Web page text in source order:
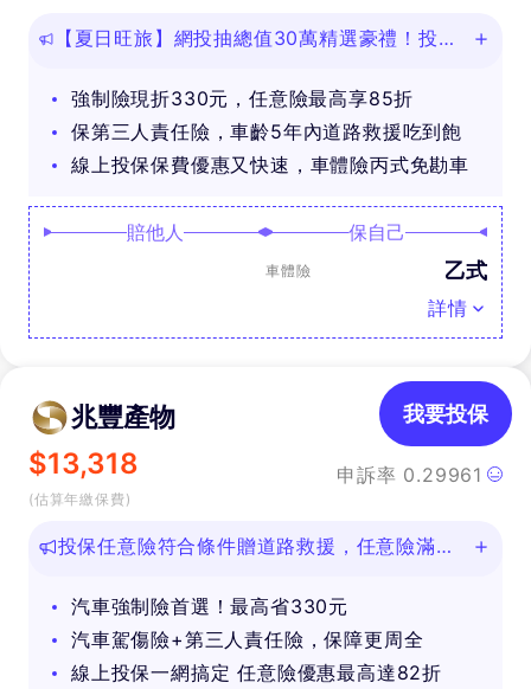
【夏日旺旅】網投抽總值30萬精選豪禮！投保
強制險現折330元，任意險最高享85折
保第三人責任險，車齡5年內道路救援吃到飽
線上投保保費優惠又快速，車體險丙式免勘車
賠他人 保自己
車體險 乙式
詳情
兆豐產物
$13,318
(估算年繳保費)
申訴率 0.29961
我要投保
投保任意險符合條件贈道路救援，任意險滿
汽車強制險首選！最高省330元
汽車駕傷險+第三人責任險，保障更周全
線上投保一網搞定 任意險優惠最高達82折